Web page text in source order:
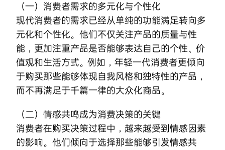
（一）消费者需求的多元化与个性化
现代消费者的需求已经从单纯的功能满足转向多
元化和个性化。他们不仅关注产品的质量与性
能，更加注重产品是否能够表达自己的个性、价
值观和生活方式。例如，年轻一代消费者更倾向
于购买那些能够体现自我风格和独特性的产品，
而不再满足于千篇一律的大众化商品。
（二）情感共鸣成为消费决策的关键
消费者在购买决策过程中，越来越受到情感因素
的影响。他们倾向于选择那些能够引发情感共